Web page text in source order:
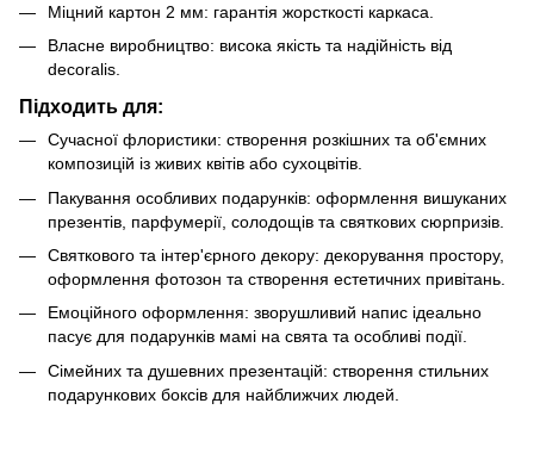
Міцний картон 2 мм: гарантія жорсткості каркаса.
Власне виробництво: висока якість та надійність від
decoralis.
Підходить для:
Сучасної флористики: створення розкішних та об'ємних
композицій із живих квітів або сухоцвітів.
Пакування особливих подарунків: оформлення вишуканих
презентів, парфумерії, солодощів та святкових сюрпризів.
Святкового та інтер'єрного декору: декорування простору,
оформлення фотозон та створення естетичних привітань.
Емоційного оформлення: зворушливий напис ідеально
пасує для подарунків мамі на свята та особливі події.
Сімейних та душевних презентацій: створення стильних
подарункових боксів для найближчих людей.